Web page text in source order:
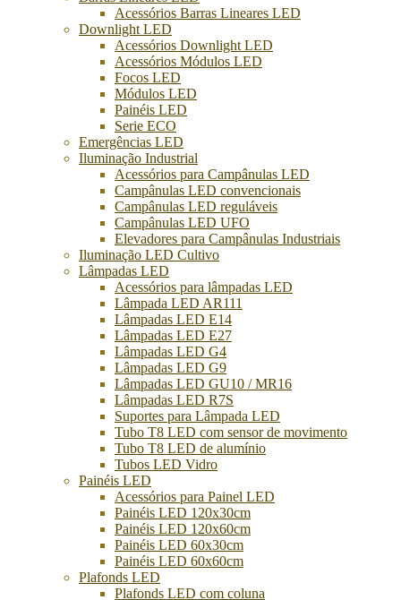
Acessórios Barras Lineares LED
Downlight LED
Acessórios Downlight LED
Acessórios Módulos LED
Focos LED
Módulos LED
Painéis LED
Serie ECO
Emergências LED
Iluminação Industrial
Acessórios para Campânulas LED
Campânulas LED convencionais
Campânulas LED reguláveis
Campânulas LED UFO
Elevadores para Campânulas Industriais
Iluminação LED Cultivo
Lâmpadas LED
Acessórios para lâmpadas LED
Lâmpada LED AR111
Lâmpadas LED E14
Lâmpadas LED E27
Lâmpadas LED G4
Lâmpadas LED G9
Lâmpadas LED GU10 / MR16
Lâmpadas LED R7S
Suportes para Lâmpada LED
Tubo T8 LED com sensor de movimento
Tubo T8 LED de alumínio
Tubos LED Vidro
Painéis LED
Acessórios para Painel LED
Painéis LED 120x30cm
Painéis LED 120x60cm
Painéis LED 60x30cm
Painéis LED 60x60cm
Plafonds LED
Plafonds LED com coluna